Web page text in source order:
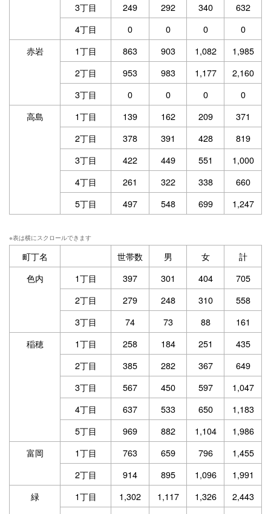
3丁目
249 292 340
632
4丁目
0 0 0
0
赤岩
1丁目 863 903 1,082
1,985
2丁目
953 983 1,177
2,160
3丁目
0 0 0
0
高島
1丁目 139 162 209
371
2丁目
378 391 428
819
3丁目
422 449 551
1,000
4丁目
261 322 338
660
5丁目
497 548 699 1,247
町丁名 世帯数 男 女
計
色内
1丁目 397 301 404
705
2丁目
279 248 310
558
3丁目
74 73 88
161
稲穂
1丁目 258 184 251
435
2丁目
385 282 367
649
3丁目
567 450 597
1,047
4丁目
637 533 650
1,183
5丁目
969 882 1,104
1,986
富岡
1丁目 763 659 796
1,455
2丁目
914 895 1,096
1,991
緑
1丁目 1,302 1,117 1,326
2,443